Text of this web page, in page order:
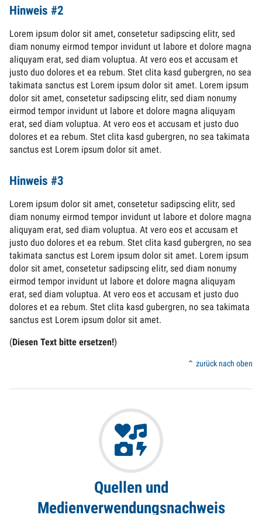
Hinweis #2
Lorem ipsum dolor sit amet, consetetur sadipscing elitr, sed
diam nonumy eirmod tempor invidunt ut labore et dolore magna
aliquyam erat, sed diam voluptua. At vero eos et accusam et
justo duo dolores et ea rebum. Stet clita kasd gubergren, no sea
takimata sanctus est Lorem ipsum dolor sit amet. Lorem ipsum
dolor sit amet, consetetur sadipscing elitr, sed diam nonumy
eirmod tempor invidunt ut labore et dolore magna aliquyam
erat, sed diam voluptua. At vero eos et accusam et justo duo
dolores et ea rebum. Stet clita kasd gubergren, no sea takimata
sanctus est Lorem ipsum dolor sit amet.
Hinweis #3
Lorem ipsum dolor sit amet, consetetur sadipscing elitr, sed
diam nonumy eirmod tempor invidunt ut labore et dolore magna
aliquyam erat, sed diam voluptua. At vero eos et accusam et
justo duo dolores et ea rebum. Stet clita kasd gubergren, no sea
takimata sanctus est Lorem ipsum dolor sit amet. Lorem ipsum
dolor sit amet, consetetur sadipscing elitr, sed diam nonumy
eirmod tempor invidunt ut labore et dolore magna aliquyam
erat, sed diam voluptua. At vero eos et accusam et justo duo
dolores et ea rebum. Stet clita kasd gubergren, no sea takimata
sanctus est Lorem ipsum dolor sit amet.
(Diesen Text bitte ersetzen!)
⌃ zurück nach oben
Quellen und
Medienverwendungsnachweis